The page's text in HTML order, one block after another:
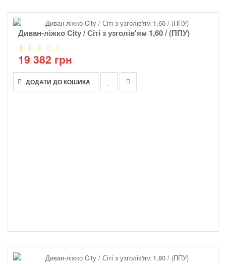
Диван-ліжко City / Сіті з узголів'ям 1,60 / (ППУ)
19 382 грн
ДОДАТИ ДО КОШИКА